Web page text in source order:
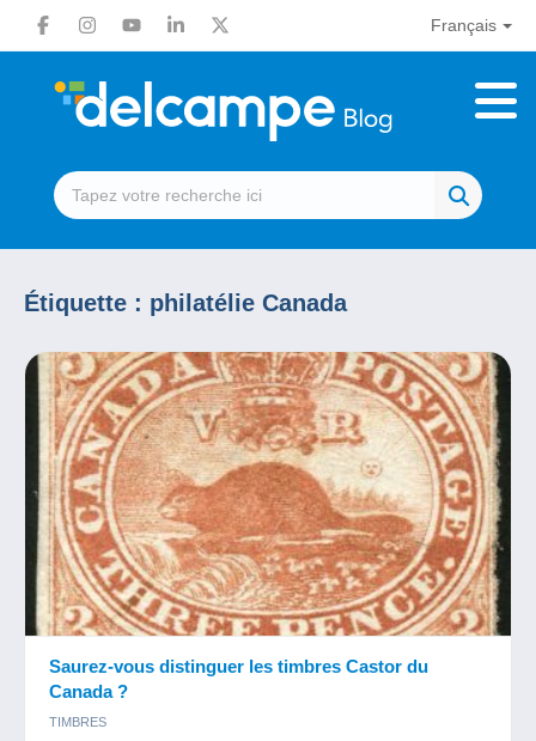
Français
Étiquette : philatélie Canada
Saurez-vous distinguer les timbres Castor du
Canada ?
TIMBRES